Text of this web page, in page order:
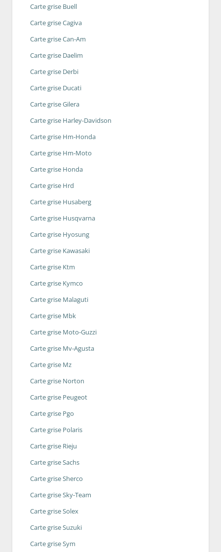
Carte grise Buell
Carte grise Cagiva
Carte grise Can-Am
Carte grise Daelim
Carte grise Derbi
Carte grise Ducati
Carte grise Gilera
Carte grise Harley-Davidson
Carte grise Hm-Honda
Carte grise Hm-Moto
Carte grise Honda
Carte grise Hrd
Carte grise Husaberg
Carte grise Husqvarna
Carte grise Hyosung
Carte grise Kawasaki
Carte grise Ktm
Carte grise Kymco
Carte grise Malaguti
Carte grise Mbk
Carte grise Moto-Guzzi
Carte grise Mv-Agusta
Carte grise Mz
Carte grise Norton
Carte grise Peugeot
Carte grise Pgo
Carte grise Polaris
Carte grise Rieju
Carte grise Sachs
Carte grise Sherco
Carte grise Sky-Team
Carte grise Solex
Carte grise Suzuki
Carte grise Sym